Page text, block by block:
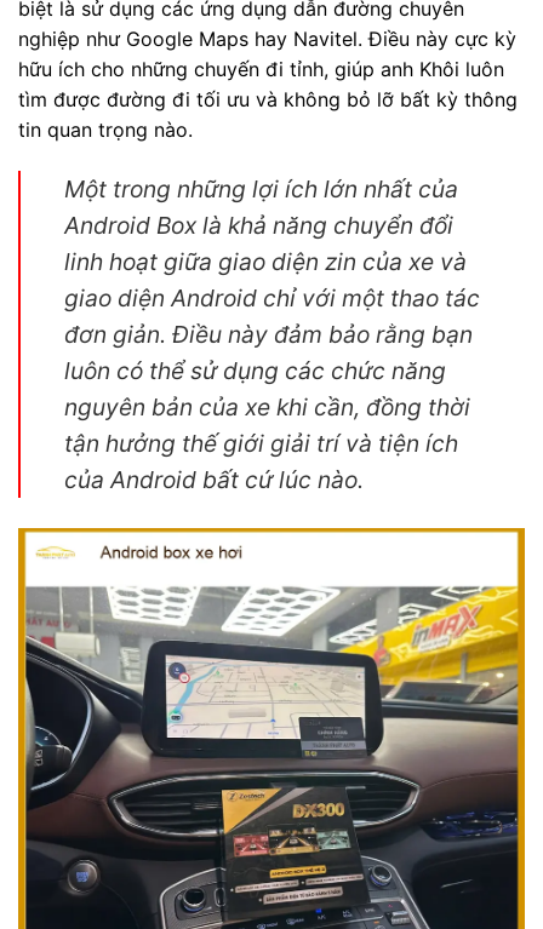
biệt là sử dụng các ứng dụng dẫn đường chuyên
nghiệp như Google Maps hay Navitel. Điều này cực kỳ
hữu ích cho những chuyến đi tỉnh, giúp anh Khôi luôn
tìm được đường đi tối ưu và không bỏ lỡ bất kỳ thông
tin quan trọng nào.
Một trong những lợi ích lớn nhất của
Android Box là khả năng chuyển đổi
linh hoạt giữa giao diện zin của xe và
giao diện Android chỉ với một thao tác
đơn giản. Điều này đảm bảo rằng bạn
luôn có thể sử dụng các chức năng
nguyên bản của xe khi cần, đồng thời
tận hưởng thế giới giải trí và tiện ích
của Android bất cứ lúc nào.